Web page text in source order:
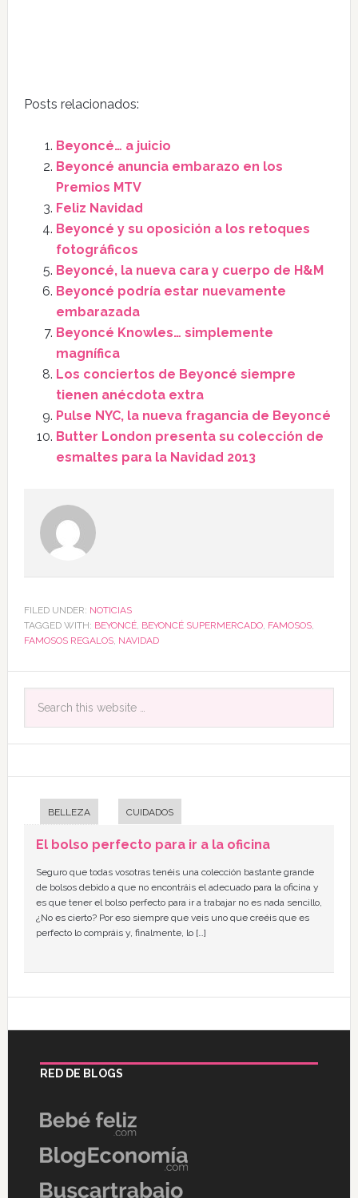
Posts relacionados:
Beyoncé… a juicio
Beyoncé anuncia embarazo en los
Premios MTV
Feliz Navidad
Beyoncé y su oposición a los retoques
fotográficos
Beyoncé, la nueva cara y cuerpo de H&M
Beyoncé podría estar nuevamente
embarazada
Beyoncé Knowles… simplemente
magnífica
Los conciertos de Beyoncé siempre
tienen anécdota extra
Pulse NYC, la nueva fragancia de Beyoncé
Butter London presenta su colección de
esmaltes para la Navidad 2013
FILED UNDER: NOTICIAS
TAGGED WITH: BEYONCÉ, BEYONCÉ SUPERMERCADO, FAMOSOS,
FAMOSOS REGALOS, NAVIDAD
BELLEZA CUIDADOS
El bolso perfecto para ir a la oficina
Seguro que todas vosotras tenéis una colección bastante grande
de bolsos debido a que no encontráis el adecuado para la oficina y
es que tener el bolso perfecto para ir a trabajar no es nada sencillo,
¿No es cierto? Por eso siempre que veis uno que creéis que es
perfecto lo compráis y, finalmente, lo […]
RED DE BLOGS